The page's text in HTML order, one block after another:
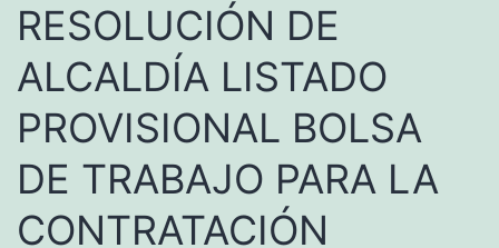
RESOLUCIÓN DE
ALCALDÍA LISTADO
PROVISIONAL BOLSA
DE TRABAJO PARA LA
CONTRATACIÓN